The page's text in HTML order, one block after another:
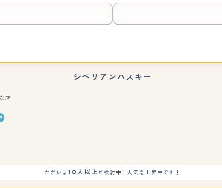
シベリアンハスキー
っと見る
店
ただいま10人以上が検討中！人気急上昇中です！